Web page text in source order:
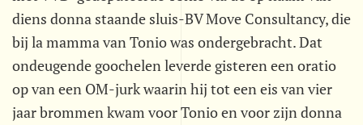
diens donna staande sluis-BV Move Consultancy, die
bij la mamma van Tonio was ondergebracht. Dat
ondeugende goochelen leverde gisteren een oratio
op van een OM-jurk waarin hij tot een eis van vier
jaar brommen kwam voor Tonio en voor zijn donna